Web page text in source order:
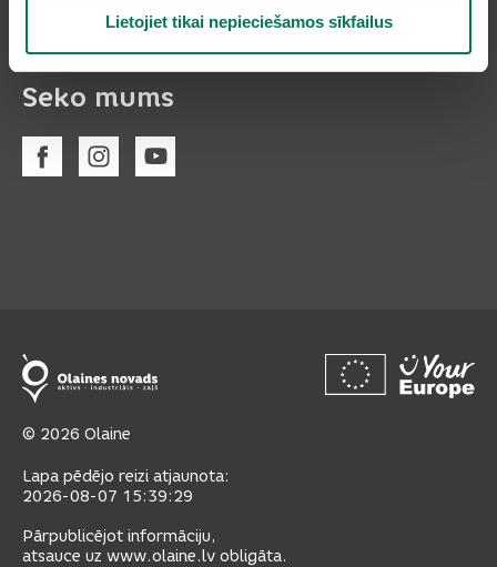
Lietojiet tikai nepieciešamos sīkfailus
Seko mums
© 2026 Olaine
Lapa pēdējo reizi atjaunota:
2026-08-07 15:39:29
Pārpublicējot informāciju,
atsauce uz www.olaine.lv obligāta.